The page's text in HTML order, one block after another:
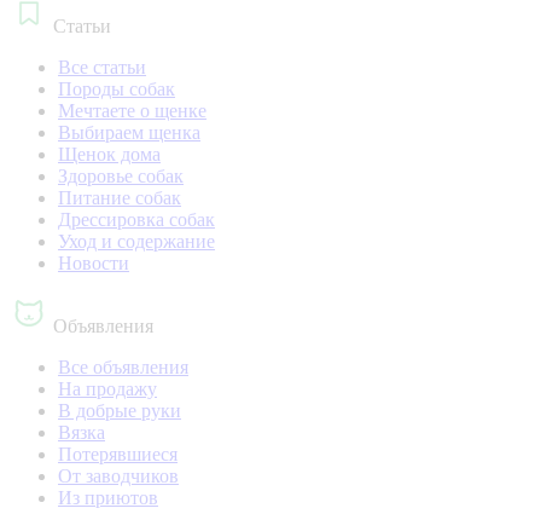
Статьи
Все статьи
Породы собак
Мечтаете о щенке
Выбираем щенка
Щенок дома
Здоровье собак
Питание собак
Дрессировка собак
Уход и содержание
Новости
Объявления
Все объявления
На продажу
В добрые руки
Вязка
Потерявшиеся
От заводчиков
Из приютов